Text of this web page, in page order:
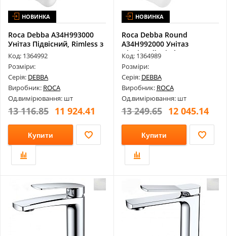
НОВИНКА
Roca Debba A34H993000
Унiтаз Пiдвiсний, Rimless з
Си...
Код: 1364992
Розміри:
Серія: DEBBA
Виробник: ROCA
Од.вимірювання: шт
13 116.85 11 924.41
Купити
НОВИНКА
Roca Debba Round
A34H992000 Унітаз
Підвісний, Rimles...
Код: 1364989
Розміри:
Серія: DEBBA
Виробник: ROCA
Од.вимірювання: шт
13 249.65 12 045.14
Купити